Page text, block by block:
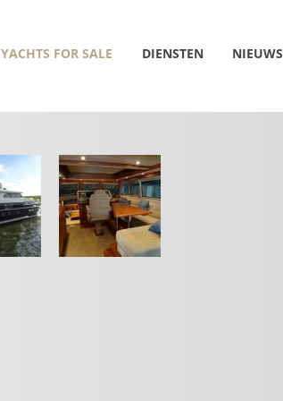
YACHTS FOR SALE DIENSTEN NIEUWS